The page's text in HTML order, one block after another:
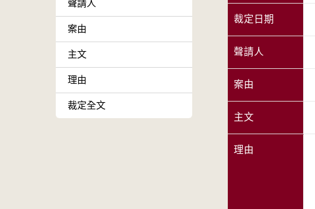
聲請人
案由
主文
理由
裁定全文
裁定日期
聲請人
案由
主文
理由